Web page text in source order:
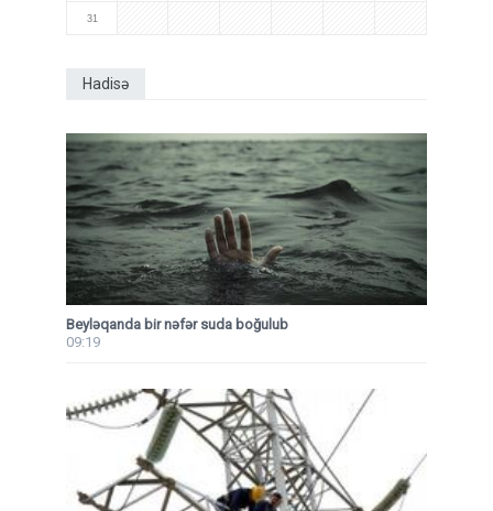
31
Hadisə
Beyləqanda bir nəfər suda boğulub
09:19